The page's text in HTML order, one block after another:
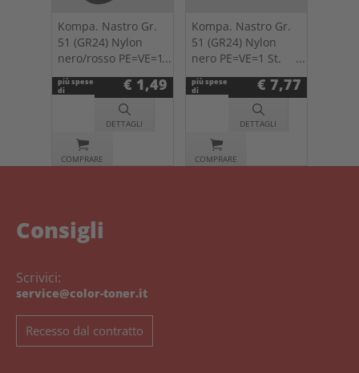
Kompa. Nastro Gr.
51 (GR24) Nylon
nero/rosso PE=VE=1
St. 0051.04
più spese
di
spedizione
€ 1,49
DETTAGLI
COMPRARE
Kompa. Nastro Gr.
51 (GR24) Nylon
nero PE=VE=1 St.
0051.03
più spese
di
spedizione
€ 7,77
DETTAGLI
COMPRARE
Consigli
Scrivici:
service@color-toner.it
Recesso dal contratto